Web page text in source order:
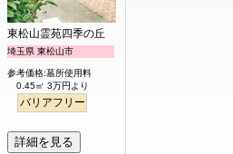
デン
東松山霊苑四季の丘
埼玉県 東松山市
参考価格:墓所使用料
0.45㎡ 3万円より
バリアフリー
詳細を見る